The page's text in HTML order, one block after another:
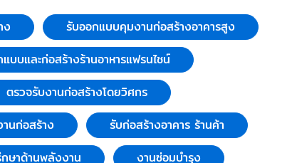
ง
รับออกแบบคุมงานก่อสร้างอาคารสูง
บบและก่อสร้างร้านอาหารแฟรนไชน์
ตรวจรับงานก่อสร้างโดยวิศกร
นก่อสร้าง
รับก่อสร้างอาคาร ร้านค้า
ษาด้านพลังงาน
งานซ่อมบำรุง